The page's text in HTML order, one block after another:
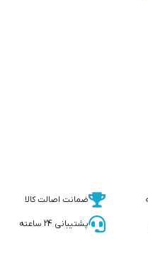
ضمانت اصالت کالا
پشتیبانی 24 ساعته